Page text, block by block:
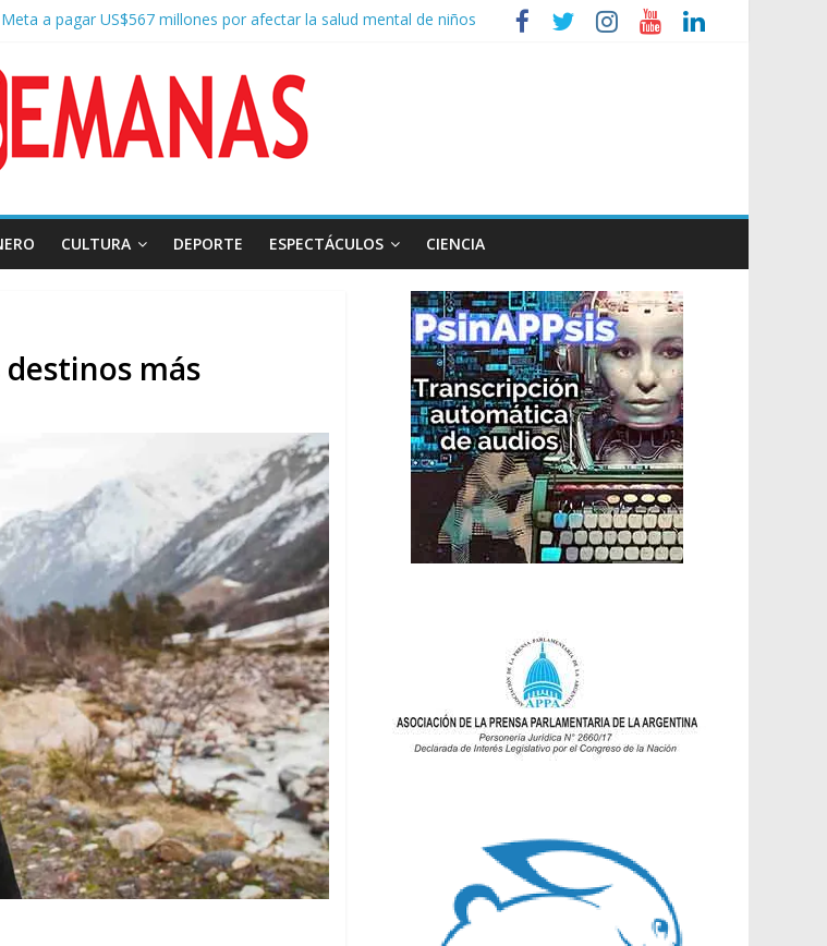
a pagar US$567 millones por afectar la salud mental de niños
Rud, histórico representante y conductor de TV
de propiedad privada, Bullrich apuntó: “Vino un poco endiablada”
y criticó al Gobierno por la ley de propiedad privada
CULTURA DEPORTE ESPECTÁCULOS CIENCIA
más